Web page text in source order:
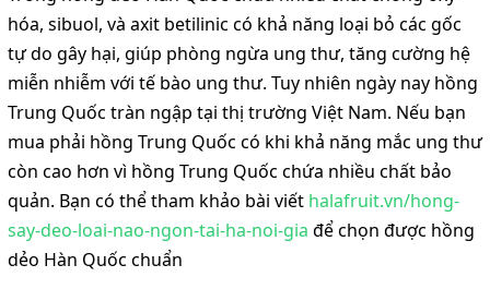
hóa, sibuol, và axit betilinic có khả năng loại bỏ các gốc
tự do gây hại, giúp phòng ngừa ung thư, tăng cường hệ
miễn nhiễm với tế bào ung thư. Tuy nhiên ngày nay hồng
Trung Quốc tràn ngập tại thị trường Việt Nam. Nếu bạn
mua phải hồng Trung Quốc có khi khả năng mắc ung thư
còn cao hơn vì hồng Trung Quốc chứa nhiều chất bảo
quản. Bạn có thể tham khảo bài viết halafruit.vn/hong-
say-deo-loai-nao-ngon-tai-ha-noi-gia để chọn được hồng
dẻo Hàn Quốc chuẩn